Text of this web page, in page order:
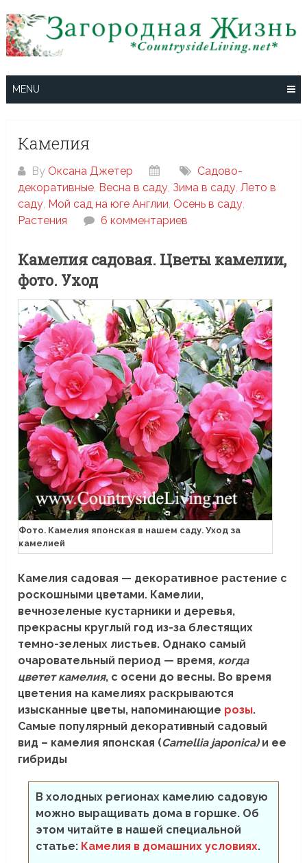
to
content
MENU
Камелия
By Оксана Джетер
Cадово-
декоративные, Весна в саду, Зима в саду,Лето в
саду, Мой сад на юге Англии, Осень в саду,
Растения
6 комментариев
Камелия садовая. Цветы камелии,
фото. Уход
Фото. Камелия японская в нашем саду. Уход за
камелией
Камелия садовая — декоративное растение с
роскошными цветами. Камелии,
вечнозеленые кустарники и деревья,
прекрасны круглый год из-за блестящих
темно-зеленых листьев. Однако самый
очаровательный период — время, когда
цветет камелия, с осени до весны. Во время
цветения на камелиях раскрываются
изысканные цветы, напоминающие розы.
Самые популярный декоративный садовый
вид – камелия японская (Camellia japonica)и ее
гибриды
В холодных регионах камелию садовую
можно выращивать дома в горшке. Об
этом читайте в нашей специальной
статье: Камелия в домашних условиях.